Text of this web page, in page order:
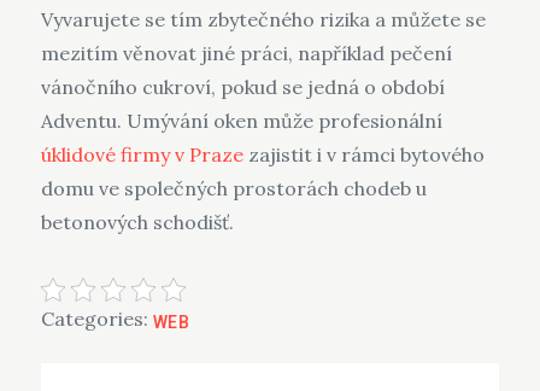
Vyvarujete se tím zbytečného rizika a můžete se
mezitím věnovat jiné práci, například pečení
vánočního cukroví, pokud se jedná o období
Adventu. Umývání oken může profesionální
úklidové firmy v Prazezajistit i v rámci bytového
domu ve společných prostorách chodeb u
betonových schodišť.
Categories: WEB